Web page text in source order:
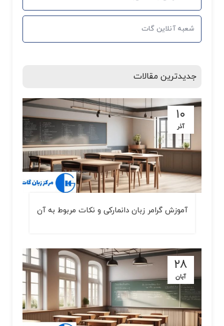
شعبه آنلاین گات
جدیدترین مقالات
۱۰
آذر
آموزش گرامر زبان دانمارکی و نکات مربوط به آن
۲۸
آبان